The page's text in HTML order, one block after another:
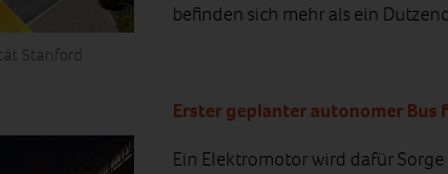
Stanford
befinden sich mehr als ein
Erster geplanter autonomer Bus
Ein Elektromotor wird dafür Sorge